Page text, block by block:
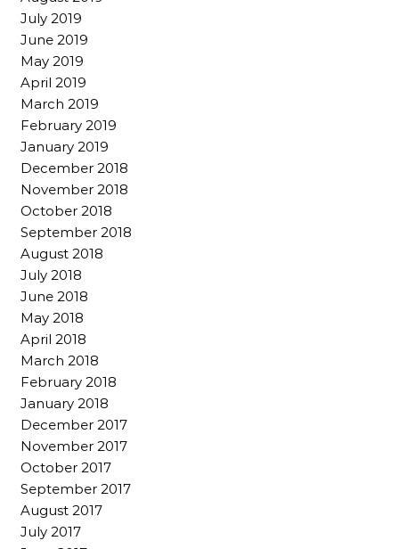
July 2019
June 2019
May 2019
April 2019
March 2019
February 2019
January 2019
December 2018
November 2018
October 2018
September 2018
August 2018
July 2018
June 2018
May 2018
April 2018
March 2018
February 2018
January 2018
December 2017
November 2017
October 2017
September 2017
August 2017
July 2017